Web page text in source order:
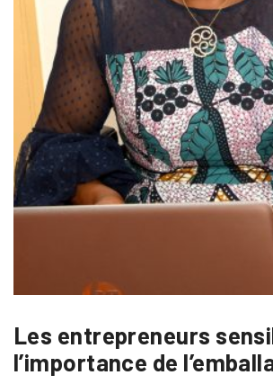
Les entrepreneurs
l’importance de